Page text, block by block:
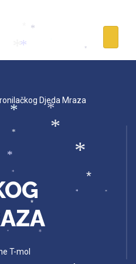
Djeda Mraza
T-mol
*
*
*
*
*
*
*
*
*
*
*
*